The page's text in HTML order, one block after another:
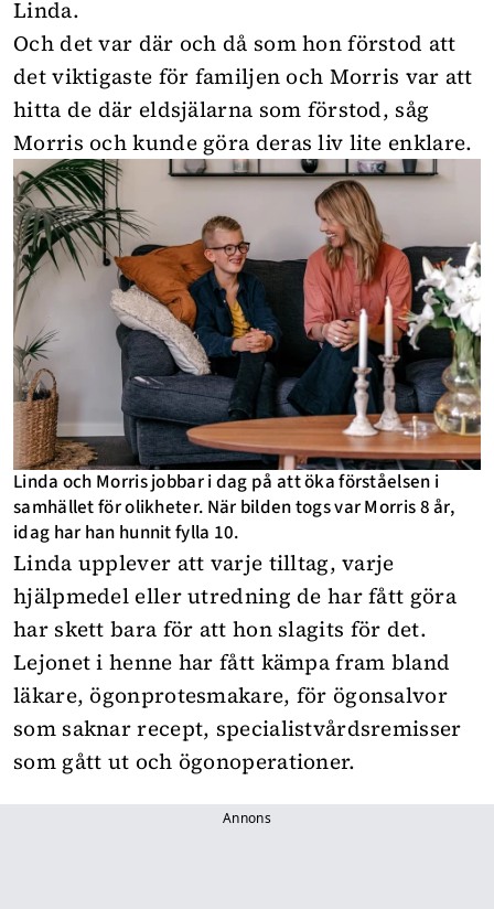
Linda.
Och det var där och då som hon förstod att
det viktigaste för familjen och Morris var att
hitta de där eldsjälarna som förstod, såg
Morris och kunde göra deras liv lite enklare.
Linda och Morris jobbar i dag på att öka förståelsen i
samhället för olikheter. När bilden togs var Morris 8 år,
idag har han hunnit fylla 10.
Linda upplever att varje tilltag, varje
hjälpmedel eller utredning de har fått göra
har skett bara för att hon slagits för det.
Lejonet i henne har fått kämpa fram bland
läkare, ögonprotesmakare, för ögonsalvor
som saknar recept, specialistvårdsremisser
som gått ut och ögonoperationer.
Annons